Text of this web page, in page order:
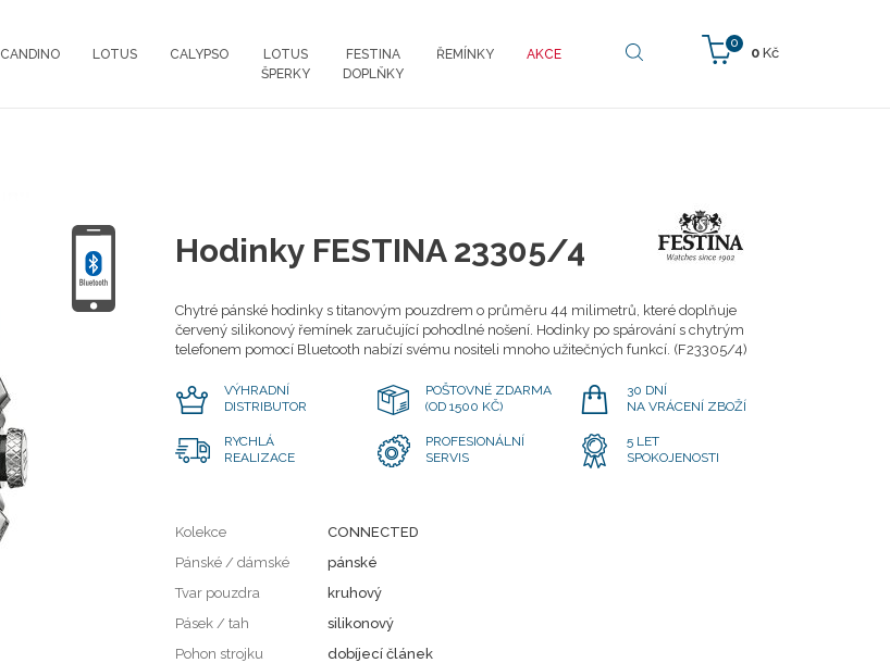
0
0 Kč
CANDINO LOTUS CALYPSO
LOTUS
ŠPERKY
FESTINA
DOPLŇKY
ŘEMÍNKY AKCE
Hodinky FESTINA 23305/4
Chytré pánské hodinky s titanovým pouzdrem o průměru 44 milimetrů, které doplňuje
červený silikonový řemínek zaručující pohodlné nošení. Hodinky po spárování s chytrým
telefonem pomocí Bluetooth nabízí svému nositeli mnoho užitečných funkcí. (F23305/4)
VÝHRADNÍ
DISTRIBUTOR
POŠTOVNÉ ZDARMA
(OD 1500 KČ)
30 DNÍ
NA VRÁCENÍ ZBOŽÍ
RYCHLÁ
REALIZACE
PROFESIONÁLNÍ
SERVIS
5 LET
SPOKOJENOSTI
Kolekce
CONNECTED
Pánské / dámské
pánské
Tvar pouzdra
kruhový
Pásek / tah
silikonový
Pohon strojku
dobíjecí článek